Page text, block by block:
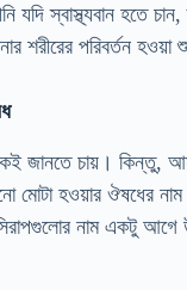
যদি স্বাস্থ্যবান হতে
শরীরের পরিবর্তন হওয়া
জানতে চায়। কিন্তু,
হওয়ার ঔষধের
নাম একটু